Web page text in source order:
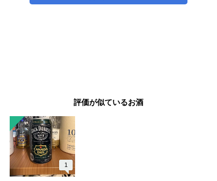
評価が似ているお酒
1